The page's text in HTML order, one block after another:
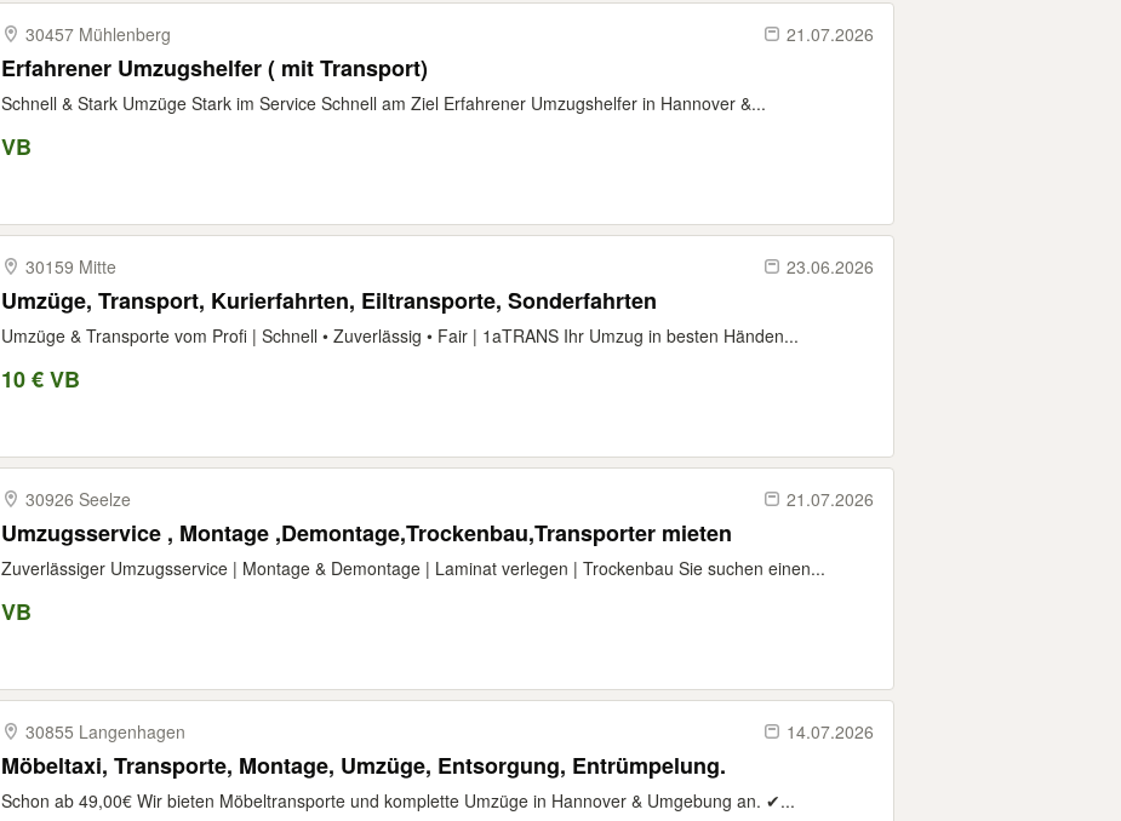
30457 Mühlenberg 21.07.2026
Erfahrener Umzugshelfer ( mit Transport)
Schnell & Stark Umzüge Stark im Service Schnell am Ziel Erfahrener Umzugshelfer in Hannover &...
VB
30159 Mitte 23.06.2026
Umzüge, Transport, Kurierfahrten, Eiltransporte, Sonderfahrten
Umzüge & Transporte vom Profi | Schnell • Zuverlässig • Fair | 1aTRANS Ihr Umzug in besten Händen...
10 € VB
30926 Seelze 21.07.2026
Umzugsservice , Montage ,Demontage,Trockenbau,Transporter mieten
Zuverlässiger Umzugsservice | Montage & Demontage | Laminat verlegen | Trockenbau Sie suchen einen...
VB
30855 Langenhagen 14.07.2026
Möbeltaxi, Transporte, Montage, Umzüge, Entsorgung, Entrümpelung.
Schon ab 49,00€ Wir bieten Möbeltransporte und komplette Umzüge in Hannover & Umgebung an. ✔...